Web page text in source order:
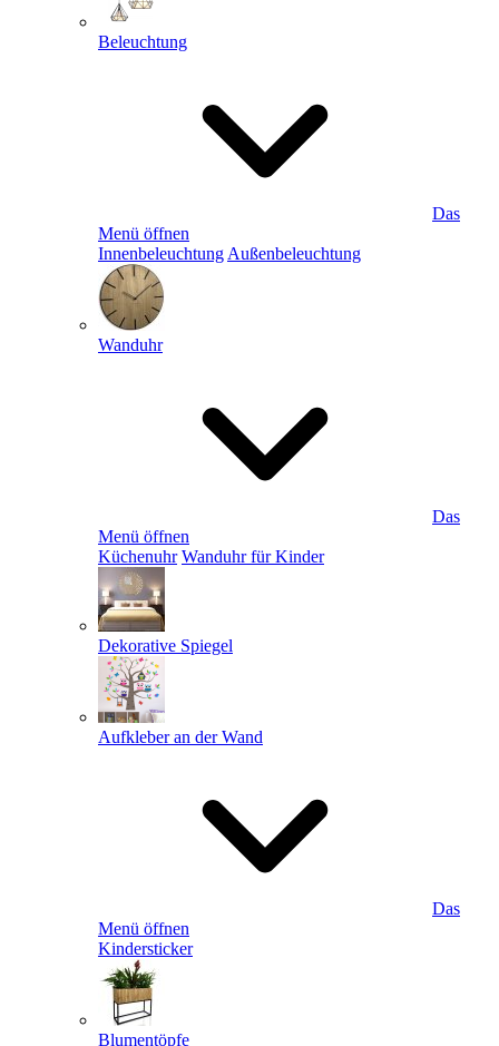
Beleuchtung
Das
Menü öffnen
Innenbeleuchtung Außenbeleuchtung
Wanduhr
Das
Menü öffnen
Küchenuhr Wanduhr für Kinder
Dekorative Spiegel
Aufkleber an der Wand
Das
Menü öffnen
Kindersticker
Blumentöpfe